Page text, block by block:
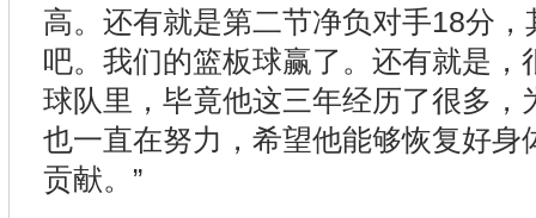
高。还有就是第二节净负对手18分
吧。我们的篮板球赢了。还有就是，
球队里，毕竟他这三年经历了很多，
也一直在努力，希望他能够恢复好身
贡献。”